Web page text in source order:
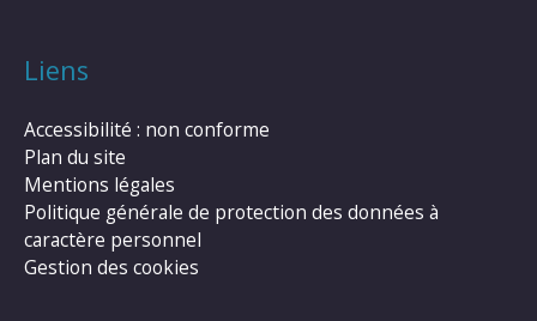
Liens
Accessibilité : non conforme
Plan du site
Mentions légales
Politique générale de protection des données à
caractère personnel
Gestion des cookies